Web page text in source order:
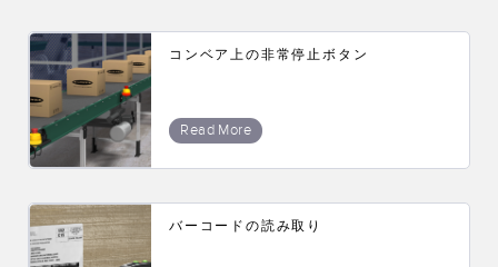
コンベア上の非常停止ボタン
Read More
バーコードの読み取り